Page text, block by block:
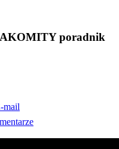
poradnik
mail